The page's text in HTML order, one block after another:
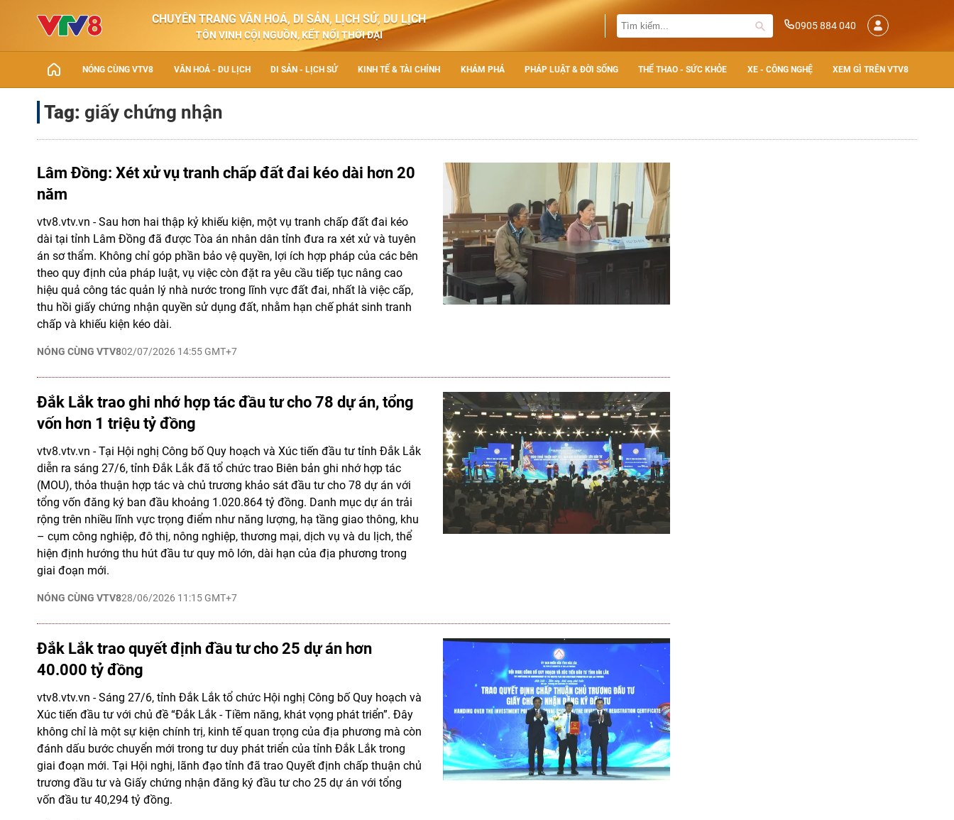
CHUYÊN TRANG VĂN HOÁ, DI SẢN, LỊCH SỬ, DU LỊCH
TÔN VINH CỘI NGUỒN, KẾT NỐI THỜI ĐẠI
0905 884 040
NÓNG CÙNG VTV8 VĂN HOÁ - DU LỊCH DI SẢN - LỊCH SỬ KINH TẾ & TÀI CHÍNH KHÁM PHÁ PHÁP LUẬT & ĐỜI SỐNG THỂ THAO - SỨC KHỎE XE - CÔNG NGHỆ XEM GÌ TRÊN VTV8
Tag: giấy chứng nhận
Lâm Đồng: Xét xử vụ tranh chấp đất đai kéo dài hơn 20
năm
NÓNG CÙNG VTV802/07/2026 14:55 GMT+7
vtv8.vtv.vn - Sau hơn hai thập kỷ khiếu kiện, một vụ tranh chấp đất đai kéo
dài tại tỉnh Lâm Đồng đã được Tòa án nhân dân tỉnh đưa ra xét xử và tuyên
án sơ thẩm. Không chỉ góp phần bảo vệ quyền, lợi ích hợp pháp của các bên
theo quy định của pháp luật, vụ việc còn đặt ra yêu cầu tiếp tục nâng cao
hiệu quả công tác quản lý nhà nước trong lĩnh vực đất đai, nhất là việc cấp,
thu hồi giấy chứng nhận quyền sử dụng đất, nhằm hạn chế phát sinh tranh
chấp và khiếu kiện kéo dài.
Đắk Lắk trao ghi nhớ hợp tác đầu tư cho 78 dự án, tổng
vốn hơn 1 triệu tỷ đồng
NÓNG CÙNG VTV828/06/2026 11:15 GMT+7
vtv8.vtv.vn - Tại Hội nghị Công bố Quy hoạch và Xúc tiến đầu tư tỉnh Đắk Lắk
diễn ra sáng 27/6, tỉnh Đắk Lắk đã tổ chức trao Biên bản ghi nhớ hợp tác
(MOU), thỏa thuận hợp tác và chủ trương khảo sát đầu tư cho 78 dự án với
tổng vốn đăng ký ban đầu khoảng 1.020.864 tỷ đồng. Danh mục dự án trải
rộng trên nhiều lĩnh vực trọng điểm như năng lượng, hạ tầng giao thông, khu
– cụm công nghiệp, đô thị, nông nghiệp, thương mại, dịch vụ và du lịch, thể
hiện định hướng thu hút đầu tư quy mô lớn, dài hạn của địa phương trong
giai đoạn mới.
Đắk Lắk trao quyết định đầu tư cho 25 dự án hơn
40.000 tỷ đồng
vtv8.vtv.vn - Sáng 27/6, tỉnh Đắk Lắk tổ chức Hội nghị Công bố Quy hoạch và
Xúc tiến đầu tư với chủ đề “Đắk Lắk - Tiềm năng, khát vọng phát triển”. Đây
không chỉ là một sự kiện chính trị, kinh tế quan trọng của địa phương mà còn
đánh dấu bước chuyển mới trong tư duy phát triển của tỉnh Đắk Lắk trong
giai đoạn mới. Tại Hội nghị, lãnh đạo tỉnh đã trao Quyết định chấp thuận chủ
trương đầu tư và Giấy chứng nhận đăng ký đầu tư cho 25 dự án với tổng
vốn đầu tư 40,294 tỷ đồng.